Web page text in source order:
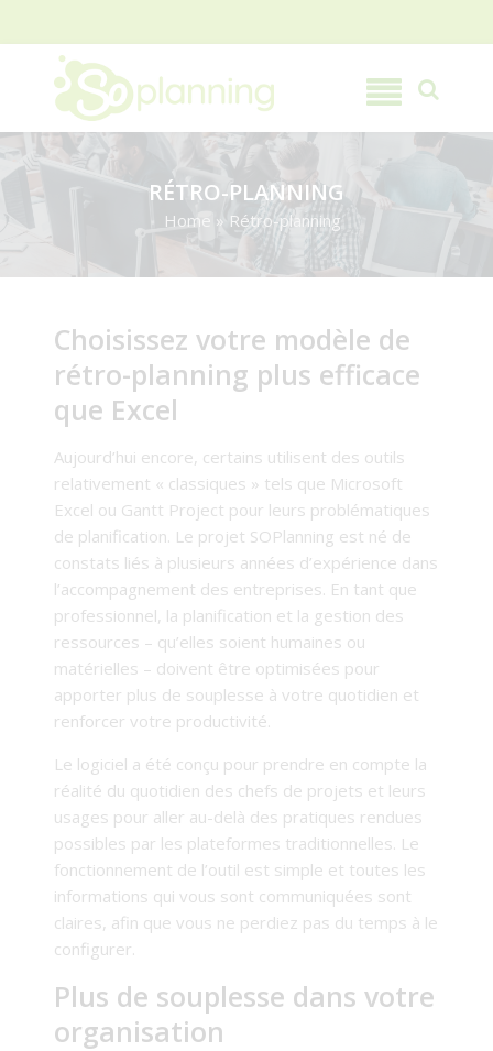
RÉTRO-PLANNING
Home » Rétro-planning
Choisissez votre modèle de
rétro-planning plus efficace
que Excel
Aujourd’hui encore, certains utilisent des outils
relativement « classiques » tels que Microsoft
Excel ou Gantt Project pour leurs problématiques
de planification. Le projet SOPlanning est né de
constats liés à plusieurs années d’expérience dans
l’accompagnement des entreprises. En tant que
professionnel, la planification et la gestion des
ressources – qu’elles soient humaines ou
matérielles – doivent être optimisées pour
apporter plus de souplesse à votre quotidien et
renforcer votre productivité.
Le logiciel a été conçu pour prendre en compte la
réalité du quotidien des chefs de projets et leurs
usages pour aller au-delà des pratiques rendues
possibles par les plateformes traditionnelles. Le
fonctionnement de l’outil est simple et toutes les
informations qui vous sont communiquées sont
claires, afin que vous ne perdiez pas du temps à le
configurer.
Plus de souplesse dans votre
organisation